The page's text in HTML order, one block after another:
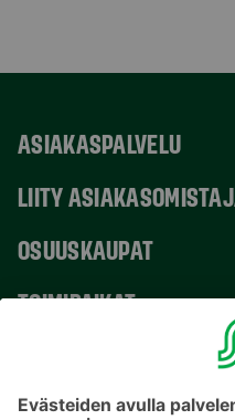
ASIAKASPALVELU
LIITY
OSUUSKAUPAT
TOIMIPAIKAT